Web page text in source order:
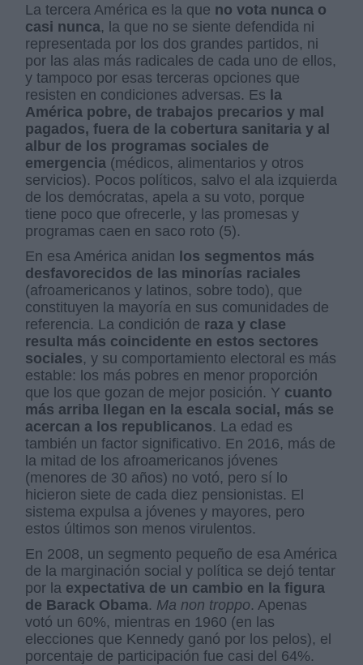
La tercera América es la que no vota nunca o
casi nunca, la que no se siente defendida ni
representada por los dos grandes partidos, ni
por las alas más radicales de cada uno de ellos,
y tampoco por esas terceras opciones que
resisten en condiciones adversas. Es la
América pobre, de trabajos precarios y mal
pagados, fuera de la cobertura sanitaria y al
albur de los programas sociales de
emergencia (médicos, alimentarios y otros
servicios). Pocos políticos, salvo el ala izquierda
de los demócratas, apela a su voto, porque
tiene poco que ofrecerle, y las promesas y
programas caen en saco roto (5).
En esa América anidan los segmentos más
desfavorecidos de las minorías raciales
(afroamericanos y latinos, sobre todo), que
constituyen la mayoría en sus comunidades de
referencia. La condición de raza y clase
resulta más coincidente en estos sectores
sociales, y su comportamiento electoral es más
estable: los más pobres en menor proporción
que los que gozan de mejor posición. Y cuanto
más arriba llegan en la escala social, más se
acercan a los republicanos. La edad es
también un factor significativo. En 2016, más de
la mitad de los afroamericanos jóvenes
(menores de 30 años) no votó, pero sí lo
hicieron siete de cada diez pensionistas. El
sistema expulsa a jóvenes y mayores, pero
estos últimos son menos virulentos.
En 2008, un segmento pequeño de esa América
de la marginación social y política se dejó tentar
por la expectativa de un cambio en la figura
de Barack Obama. Ma non troppo. Apenas
votó un 60%, mientras en 1960 (en las
elecciones que Kennedy ganó por los pelos), el
porcentaje de participación fue casi del 64%.